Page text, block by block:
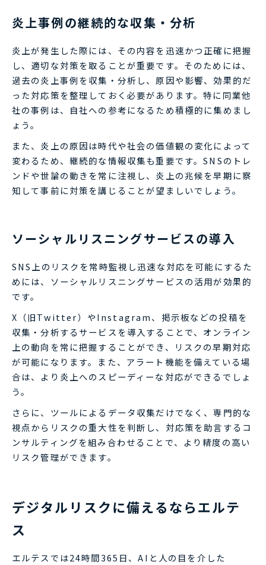
炎上事例の継続的な収集・分析
炎上が発生した際には、その内容を迅速かつ正確に把握
し、適切な対策を取ることが重要です。そのためには、
過去の炎上事例を収集・分析し、原因や影響、効果的だ
った対応策を整理しておく必要があります。特に同業他
社の事例は、自社への参考になるため積極的に集めまし
ょう。
また、炎上の原因は時代や社会の価値観の変化によって
変わるため、継続的な情報収集も重要です。SNSのトレ
ンドや世論の動きを常に注視し、炎上の兆候を早期に察
知して事前に対策を講じることが望ましいでしょう。
ソーシャルリスニングサービスの導入
SNS上のリスクを常時監視し迅速な対応を可能にするた
めには、ソーシャルリスニングサービスの活用が効果的
です。
X（旧Twitter）やInstagram、掲示板などの投稿を
収集・分析するサービスを導入することで、オンライン
上の動向を常に把握することができ、リスクの早期対応
が可能になります。また、アラート機能を備えている場
合は、より炎上へのスピーディーな対応ができるでしょ
う。
さらに、ツールによるデータ収集だけでなく、専門的な
視点からリスクの重大性を判断し、対応策を助言するコ
ンサルティングを組み合わせることで、より精度の高い
リスク管理ができます。
デジタルリスクに備えるならエルテ
ス
エルテスでは24時間365日、AIと人の目を介した